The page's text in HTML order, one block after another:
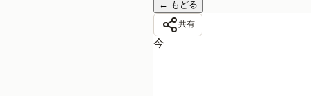
← もどる
共有
今